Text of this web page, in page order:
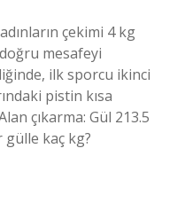
çekimi 4 kg
mesafeyi
ilk sporcu ikinci
pistin kısa
çıkarma: Gül 213.5
gülle kaç kg?